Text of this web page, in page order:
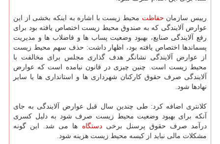
رییس سازمان حفاظت محیط زیست با اشاره به اینکه بخشی از این
عوارض آلایندگی که به صندوق محیط زیست اختصاص یافته بود برای
رفع آلایندگی صنایع، بهبود وضعیت پساب ها و فاضلاب ها و مدیریت
پسماندها اختصاص یافته بود، اظهار داشت: حذف سهم محیط زیست
از عوارض آلایندگی نشانگر هدف گذاری مجلس برای مخالفت با
محیط زیست است. چنین چیزی در قانون نیامده است که عوارض
آلایندگی صرف حقوق کارکنان شهرداری ها و استانداری ها یا سایر
نهادها شود.
کلانتری اضافه کرد: طی چندین سال قبل عوارض آلایندگی به جای
آنکه برای بهبود وضعیت محیط زیست صرف شود به دلیل کسری
درآمد صرف حقوق پرسنل برخیدستگاه ها می شد. این گونه
مشکلات مالی نباید از کیسه محیط زیست هزینه شود.